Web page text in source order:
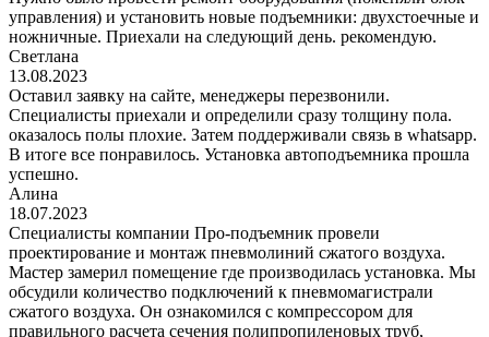
управления) и установить новые подъемники: двухстоечные и
ножничные. Приехали на следующий день. рекомендую.
Светлана
13.08.2023
Оставил заявку на сайте, менеджеры перезвонили.
Специалисты приехали и определили сразу толщину пола.
оказалось полы плохие. Затем поддерживали связь в whatsapp.
В итоге все понравилось. Установка автоподъемника прошла
успешно.
Алина
18.07.2023
Специалисты компании Про-подъемник провели
проектирование и монтаж пневмолиний сжатого воздуха.
Мастер замерил помещение где производилась установка. Мы
обсудили количество подключений к пневмомагистрали
сжатого воздуха. Он ознакомился с компрессором для
правильного расчета сечения полипропиленовых труб,